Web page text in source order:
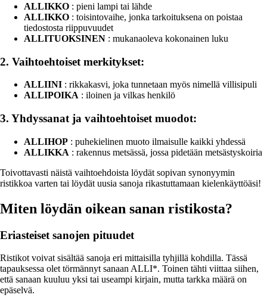
ALLIKKO : pieni lampi tai lähde
ALLIKKO : toisintovaihe, jonka tarkoituksena on poistaa
tiedostosta riippuvuudet
ALLITUOKSINEN : mukanaoleva kokonainen luku
2. Vaihtoehtoiset merkitykset:
ALLIINI : rikkakasvi, joka tunnetaan myös nimellä villisipuli
ALLIPOIKA : iloinen ja vilkas henkilö
3. Yhdyssanat ja vaihtoehtoiset muodot:
ALLIHOP : puhekielinen muoto ilmaisulle kaikki yhdessä
ALLIKKA : rakennus metsässä, jossa pidetään metsästyskoiria
Toivottavasti näistä vaihtoehdoista löydät sopivan synonyymin
ristikkoa varten tai löydät uusia sanoja rikastuttamaan kielenkäyttöäsi!
Miten löydän oikean sanan ristikosta?
Eriasteiset sanojen pituudet
Ristikot voivat sisältää sanoja eri mittaisilla tyhjillä kohdilla. Tässä
tapauksessa olet törmännyt sanaan ALLI*. Toinen tähti viittaa siihen,
että sanaan kuuluu yksi tai useampi kirjain, mutta tarkka määrä on
epäselvä.